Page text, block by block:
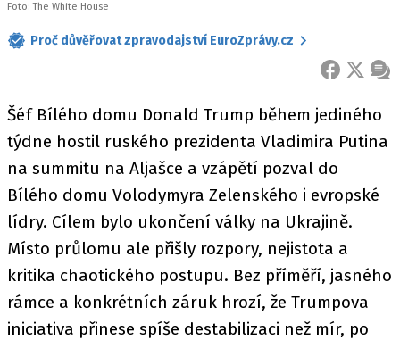
Foto: The White House
Proč důvěřovat zpravodajství EuroZprávy.cz
FACEBOOK
X
Šéf Bílého domu Donald Trump během jediného
týdne hostil ruského prezidenta Vladimira Putina
na summitu na Aljašce a vzápětí pozval do
Bílého domu Volodymyra Zelenského i evropské
lídry. Cílem bylo ukončení války na Ukrajině.
Místo průlomu ale přišly rozpory, nejistota a
kritika chaotického postupu. Bez příměří, jasného
rámce a konkrétních záruk hrozí, že Trumpova
iniciativa přinese spíše destabilizaci než mír, po